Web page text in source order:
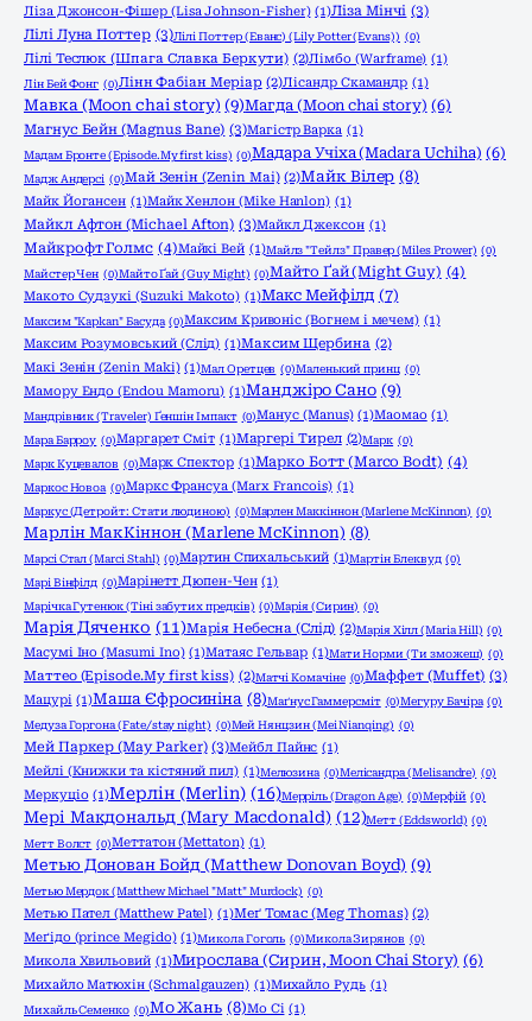
Ліза Джонсон-Фішер (Lisa Johnson-Fisher) (1)Ліза Мінчі (3)
Лілі Луна Поттер (3)Лілі Поттер (Еванс) (Lily Potter (Evans)) (0)
Лілі Теслюк (Шпага Славка Беркути) (2)Лімбо (Warframe) (1)
Лін Бей Фонг (0)Лінн Фабіан Меріар (2)Лісандр Скамандр (1)
Мавка (Moon chai story) (9)Магда (Moon chai story) (6)
Магнус Бейн (Magnus Bane) (3)Магістр Варка (1)
Мадам Бронте (Episode.My first kiss) (0)Мадара Учіха (Madara Uchiha) (6)
Мадж Андерсі (0)Май Зенін (Zenin Mai) (2)Майк Вілер (8)
Майк Йогансен (1)Майк Хенлон (Mike Hanlon) (1)
Майкл Афтон (Michael Afton) (3)Майкл Джексон (1)
Майкрофт Голмс (4)Майкі Вей (1)Майлз "Тейлз" Правер (Miles Prower) (0)
Майстер Чен (0)Майто Ґай (Guy Might) (0)Майто Ґай (Might Guy) (4)
Макото Судзукі (Suzuki Makoto) (1)Макс Мейфілд (7)
Максим "Kapkan" Басуда (0)Максим Кривоніс (Вогнем і мечем) (1)
Максим Розумовський (Слід) (1)Максим Щербина (2)
Макі Зенін (Zenin Maki) (1)Мал Оретцев (0)Маленький принц (0)
Мамору Ендо (Endou Mamoru) (1)Манджіро Сано (9)
Мандрівник (Traveler) Ґеншін Імпакт (0)Манус (Manus) (1)Маомао (1)
Мара Барроу (0)Маргарет Сміт (1)Маргері Тирел (2)Марк (0)
Марк Куцевалов (0)Марк Спектор (1)Марко Ботт (Marco Bodt) (4)
Маркос Новоа (0)Маркс Франсуа (Marx Francois) (1)
Маркус (Детройт: Стати людиною) (0)Марлен Маккіннон (Marlene McKinnon) (0)
Марлін МакКіннон (Marlene McKinnon) (8)
Марсі Стал (Marci Stahl) (0)Мартин Спихальський (1)Мартін Блеквуд (0)
Марі Вінфілд (0)Марінетт Дюпен-Чен (1)
Марічка Гутенюк (Тіні забутих предків) (0)Марія (Сирин) (0)
Марія Дяченко (11)Марія Небесна (Слід) (2)Марія Хілл (Maria Hill) (0)
Масумі Іно (Masumi Ino) (1)Матаяс Гельвар (1)Мати Норми (Ти зможеш) (0)
Маттео (Episode.My first kiss) (2)Матчі Комачіне (0)Маффет (Muffet) (3)
Мацурі (1)Маша Єфросиніна (8)Маґнус Гаммерсміт (0)Мегуру Бачіра (0)
Медуза Горгона (Fate/stay night) (0)Мей Нянцзин (Mei Nianqing) (0)
Мей Паркер (May Parker) (3)Мейбл Пайнс (1)
Мейлі (Книжки та кістяний пил) (1)Мелюзина (0)Мелісандра (Melisandre) (0)
Меркуціо (1)Мерлін (Merlin) (16)Мерріль (Dragon Age) (0)Мерфій (0)
Мері Макдональд (Mary Macdonald) (12)Метт (Eddsworld) (0)
Метт Волст (0)Меттатон (Mettaton) (1)
Метью Донован Бойд (Matthew Donovan Boyd) (9)
Метью Мердок (Matthew Michael "Matt" Murdock) (0)
Метью Пател (Matthew Patel) (1)Меґ Томас (Meg Thomas) (2)
Меґідо (prince Megido) (1)Микола Гоголь (0)Микола Зирянов (0)
Микола Хвильовий (1)Мирослава (Сирин, Moon Chai Story) (6)
Михайло Матюхін (Schmalgauzen) (1)Михайло Рудь (1)
Михайль Семенко (0)Мо Жань (8)Мо Сі (1)